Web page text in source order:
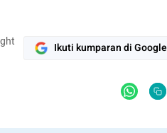
Ikuti kumparan di Google